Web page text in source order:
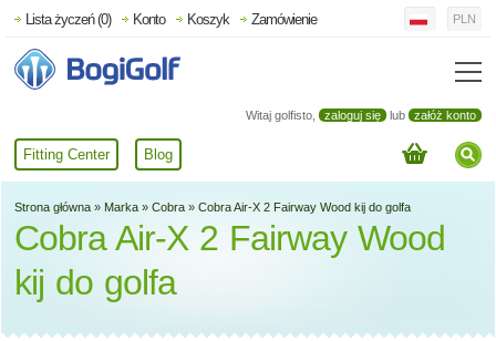
Witaj golfisto, zaloguj się lub załóż konto
Fitting Center Blog
Lista życzeń (0) Konto Koszyk Zamówienie PLN
Strona główna » Marka » Cobra » Cobra Air-X 2 Fairway Wood kij do golfa
Cobra Air-X 2 Fairway Wood
kij do golfa